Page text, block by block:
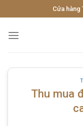
to
content
Cửa hàng
Thu mua